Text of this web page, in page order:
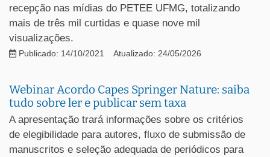
recepção nas mídias do PETEE UFMG, totalizando
mais de três mil curtidas e quase nove mil
visualizações.
Publicado: 14/10/2021 Atualizado: 24/05/2026
Webinar Acordo Capes Springer Nature: saiba
tudo sobre ler e publicar sem taxa
A apresentação trará informações sobre os critérios
de elegibilidade para autores, fluxo de submissão de
manuscritos e seleção adequada de periódicos para